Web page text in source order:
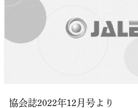
協会誌2022年12月号より